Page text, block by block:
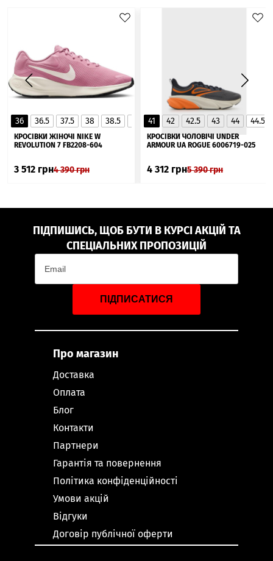
36 36.5 37.5 38 38.5 40 40.5
41
▲
КРОСІВКИ ЖІНОЧІ NIKE W
REVOLUTION 7 FB2208-604
3 512 грн4 390грн
41 42 42.5 43 44 44.5
КРОСІВКИ ЧОЛОВІЧІ UNDER
ARMOUR UA ROGUE 6006719-025
4 312 грн5 390грн
ПІДПИШИСЬ, ЩОБ БУТИ В КУРСІ АКЦІЙ ТА
СПЕЦІАЛЬНИХ ПРОПОЗИЦІЙ
ПІДПИСАТИСЯ
Про магазин
Доставка
Оплата
Блог
Контакти
Партнери
Гарантія та повернення
Політика конфіденційності
Умови акцій
Відгуки
Договір публічної оферти